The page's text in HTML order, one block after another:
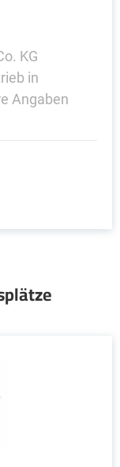
KG
in
Angaben